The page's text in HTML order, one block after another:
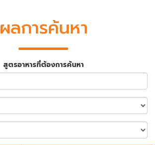
ผลการค้นหา
สูตรอาหารที่ต้องการค้นหา